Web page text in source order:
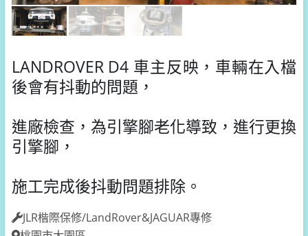
LANDROVER D4 車主反映，車輛在入檔
後會有抖動的問題，
進廠檢查，為引擎腳老化導致，進行更換
引擎腳，
施工完成後抖動問題排除。
JLR楷際保修/LandRover&JAGUAR專修